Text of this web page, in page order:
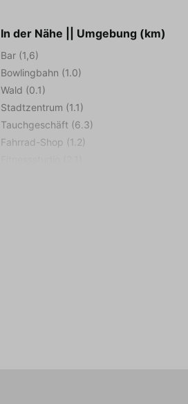
In der Nähe || Umgebung (km)
Bar (1,6)
Bowlingbahn (1.0)
Wald (0.1)
Stadtzentrum (1.1)
Tauchgeschäft (6.3)
Fahrrad-Shop (1.2)